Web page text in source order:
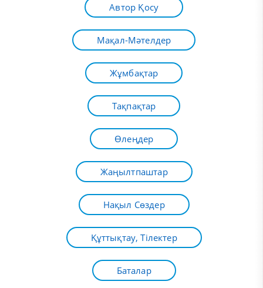
Автор Қосу
Мақал-Мәтелдер
Жұмбақтар
Тақпақтар
Өлеңдер
Жаңылтпаштар
Нақыл Сөздер
Құттықтау, Тілектер
Баталар